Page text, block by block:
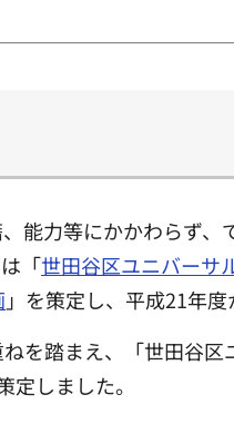
能力等にかかわらず
「世田谷区ユニバーサ
」を策定し、平成21年
を踏まえ、「世田谷
しました。